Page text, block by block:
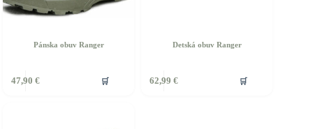
Pánska obuv Ranger
47,90 € 🛒
Detská obuv Ranger
62,99 € 🛒